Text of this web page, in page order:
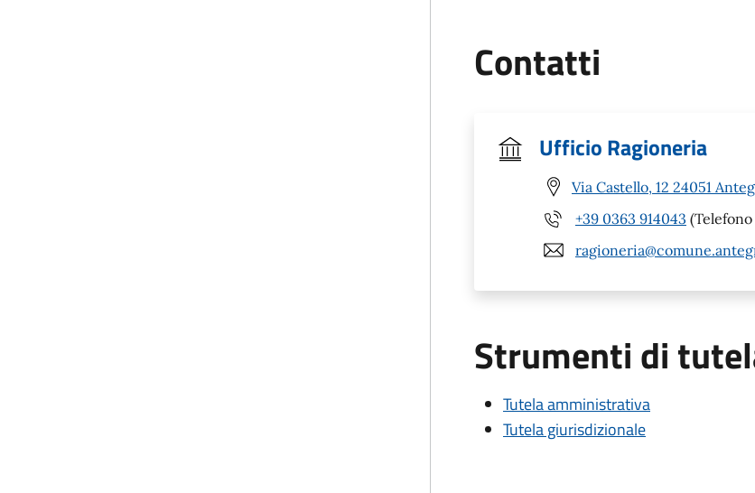
Contatti
Ufficio Ragioneria
Via Castello, 12 24051
+39 0363 914043
Strumenti di
Tutela amministrativa
Tutela giurisdizionale